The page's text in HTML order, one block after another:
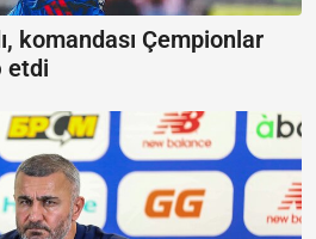
komandası Çempionlar
etdi